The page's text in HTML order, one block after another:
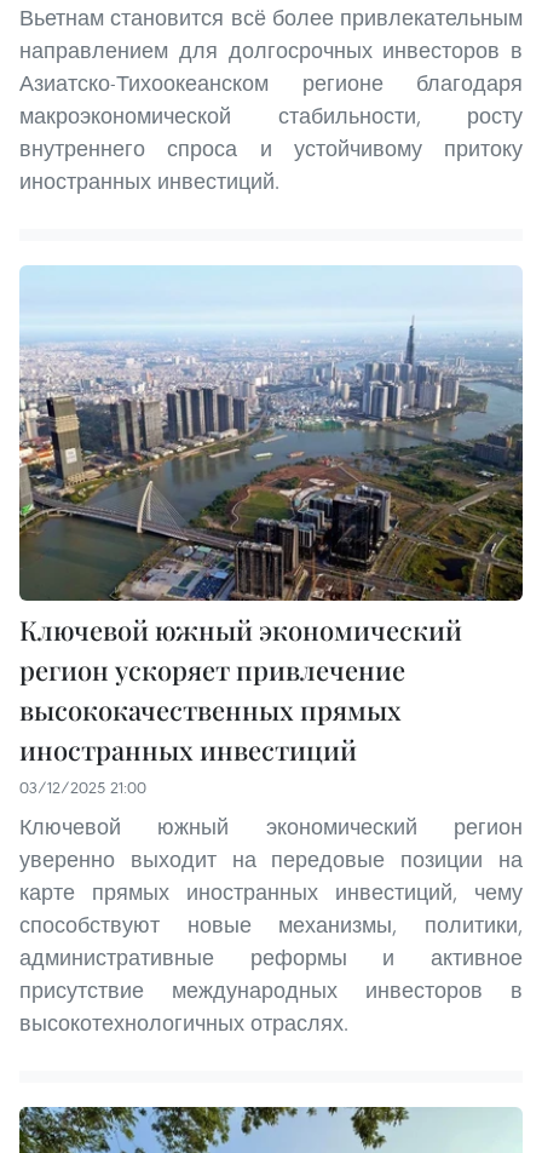
Вьетнам становится всё более привлекательным
направлением для долгосрочных инвесторов в
Азиатско-Тихоокеанском регионе благодаря
макроэкономической стабильности, росту
внутреннего спроса и устойчивому притоку
иностранных инвестиций.
Ключевой южный экономический
регион ускоряет привлечение
высококачественных прямых
иностранных инвестиций
03/12/2025 21:00
Ключевой южный экономический регион
уверенно выходит на передовые позиции на
карте прямых иностранных инвестиций, чему
способствуют новые механизмы, политики,
административные реформы и активное
присутствие международных инвесторов в
высокотехнологичных отраслях.